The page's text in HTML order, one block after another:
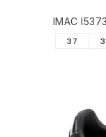
IMAC
37